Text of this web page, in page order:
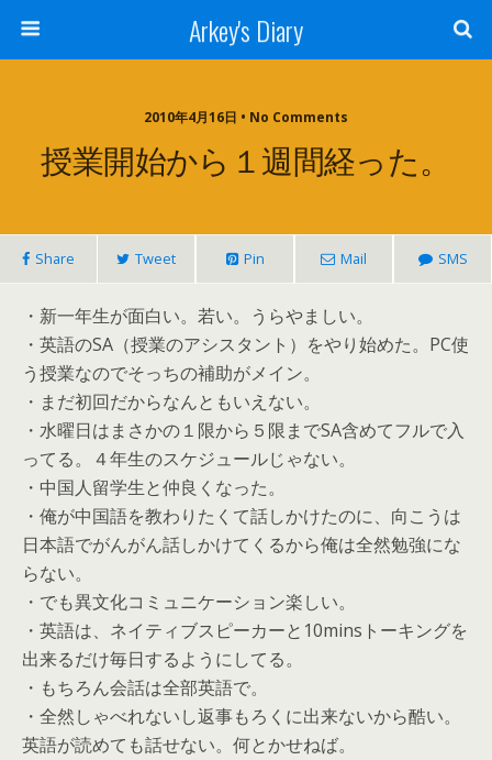
Arkey's Diary
2010年4月16日 • No Comments
授業開始から１週間経った。
Share Tweet Pin Mail SMS
・新一年生が面白い。若い。うらやましい。
・英語のSA（授業のアシスタント）をやり始めた。PC使
う授業なのでそっちの補助がメイン。
・まだ初回だからなんともいえない。
・水曜日はまさかの１限から５限までSA含めてフルで入
ってる。４年生のスケジュールじゃない。
・中国人留学生と仲良くなった。
・俺が中国語を教わりたくて話しかけたのに、向こうは
日本語でがんがん話しかけてくるから俺は全然勉強にな
らない。
・でも異文化コミュニケーション楽しい。
・英語は、ネイティブスピーカーと10minsトーキングを
出来るだけ毎日するようにしてる。
・もちろん会話は全部英語で。
・全然しゃべれないし返事もろくに出来ないから酷い。
英語が読めても話せない。何とかせねば。